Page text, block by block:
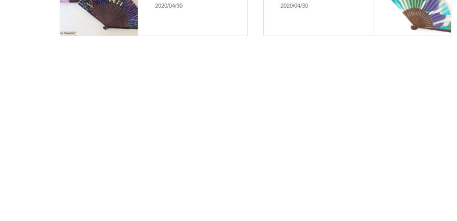
2020/04/30 2020/04/30